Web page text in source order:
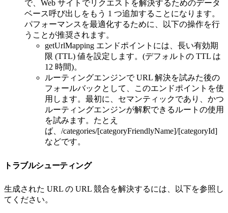
で、Web サイトでリクエストを解決するためのデータ
ベース呼び出しをもう 1 つ追加することになります。
パフォーマンスを最適化するために、以下の操作を行
うことが推奨されます。
getUrlMapping エンドポイントには、長い有効期
限 (TTL) 値を設定します。(デフォルトの TTL は
12 時間)。
ルーティングエンジンで URL 解決を試みた後の
フォールバックとして、このエンドポイントを使
用します。最初に、セマンティックであり、かつ
ルーティングエンジンが解釈できるルートの使用
を試みます。たとえ
ば、/categories/[categoryFriendlyName]/[categoryId]
などです。
トラブルシューティング
生成された URL の URL 競合を解決するには、以下を参照し
てください。